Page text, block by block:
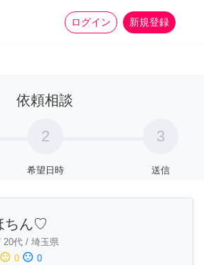
ログイン 新規登録
家事 more_horiz
依頼相談
2
希望日時
3
送信
ちん♡
20代 / 埼玉県
sentiment_neutral 0 sentiment_dissatisfied 0